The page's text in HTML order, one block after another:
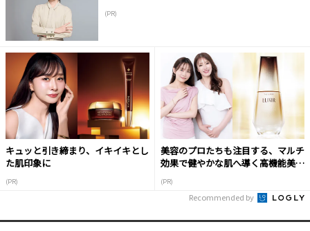
(PR)
キュッと引き締まり、イキイキとし
た肌印象に
(PR)
美容のプロたちも注目する、マルチ
効果で健やかな肌へ導く高機能美容
(PR)
Recommended by